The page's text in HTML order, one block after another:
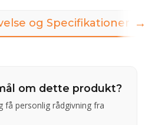
og Specifikationer
om dette produkt?
få personlig rådgivning fra
→